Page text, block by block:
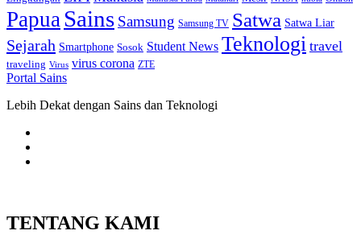
Papua Sains Samsung Samsung TV Satwa Satwa Liar
Sejarah Smartphone Sosok Student News Teknologi travel
traveling Virus virus corona ZTE
Portal Sains
Lebih Dekat dengan Sains dan Teknologi
TENTANG KAMI